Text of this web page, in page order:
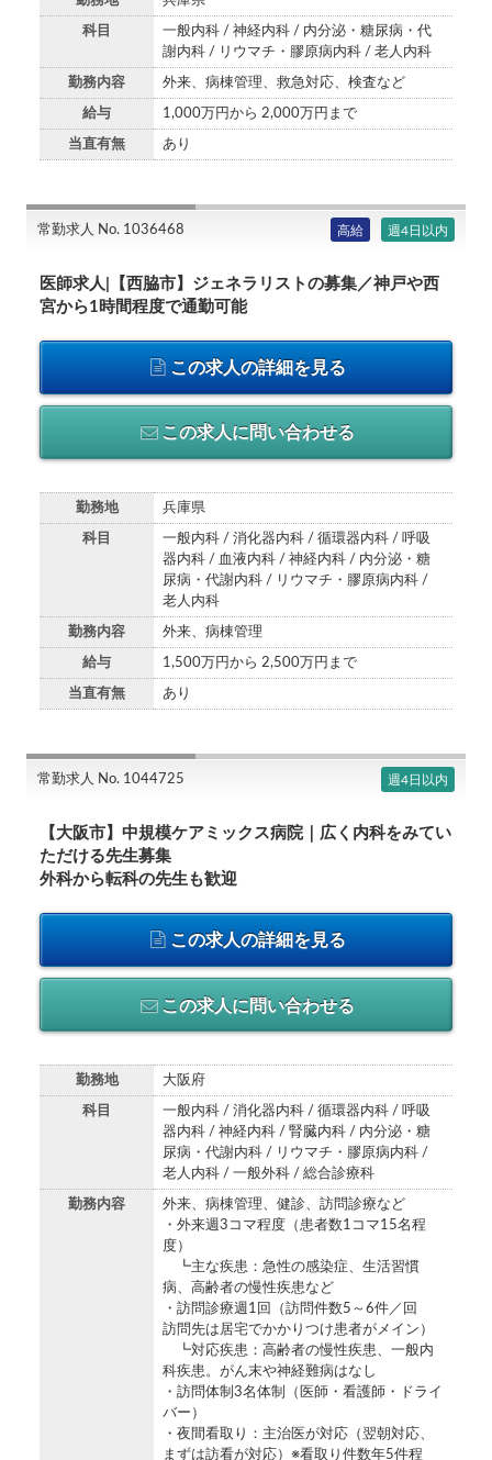
科目
一般内科 / 神経内科 / 内分泌・糖尿病・代
謝内科 / リウマチ・膠原病内科 / 老人内科
勤務内容 外来、病棟管理、救急対応、検査など
給与 1,000万円から 2,000万円まで
当直有無 あり
常勤求人 No. 1036468 高給 週4日以内
医師求人|【西脇市】ジェネラリストの募集／神戸や西
宮から1時間程度で通勤可能
この求人の詳細を見る
この求人に問い合わせる
勤務地 兵庫県
科目
一般内科 / 消化器内科 / 循環器内科 / 呼吸
器内科 / 血液内科 / 神経内科 / 内分泌・糖
尿病・代謝内科 / リウマチ・膠原病内科 /
老人内科
勤務内容 外来、病棟管理
給与 1,500万円から 2,500万円まで
当直有無 あり
常勤求人 No. 1044725 週4日以内
【大阪市】中規模ケアミックス病院｜広く内科をみてい
ただける先生募集
外科から転科の先生も歓迎
この求人の詳細を見る
この求人に問い合わせる
勤務地 大阪府
科目
一般内科 / 消化器内科 / 循環器内科 / 呼吸
器内科 / 神経内科 / 腎臓内科 / 内分泌・糖
尿病・代謝内科 / リウマチ・膠原病内科 /
老人内科 / 一般外科 / 総合診療科
勤務内容
外来、病棟管理、健診、訪問診療など
・外来週3コマ程度（患者数1コマ15名程
度）
┗主な疾患：急性の感染症、生活習慣
病、高齢者の慢性疾患など
・訪問診療週1回（訪問件数5～6件／回
訪問先は居宅でかかりつけ患者がメイン）
┗対応疾患：高齢者の慢性疾患、一般内
科疾患。がん末や神経難病はなし
・訪問体制3名体制（医師・看護師・ドライ
バー）
・夜間看取り：主治医が対応（翌朝対応、
まずは訪看が対応）※看取り件数年5件程